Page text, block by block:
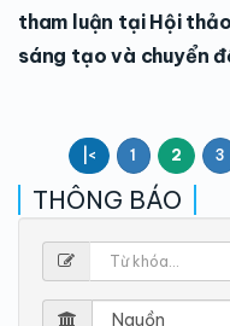
tham luận tại Hội
sáng tạo và chuyển
|< 1 2 3
THÔNG BÁO